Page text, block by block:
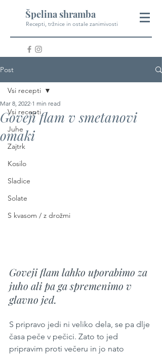
Špelina shramba
Recepti, tržnice in ostale zanimivosti
Post
Vsi recepti
Juhe
Zajtrk
Kosilo
Sladice
Solate
S kvasom / z drožmi
Vsi recepti
Goveji flam v smetanovi
omaki
Mar 8, 2022 1 min read
Goveji flam lahko uporabimo za
juho ali pa ga spremenimo v
glavno jed.
S pripravo jedi ni veliko dela, se pa dlje
časa peče v pečici. Zato to jed
pripravim proti večeru in jo nato